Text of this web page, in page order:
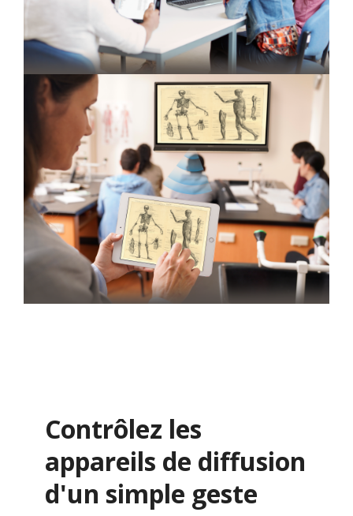
Contrôlez les
appareils de diffusion
d'un simple geste​